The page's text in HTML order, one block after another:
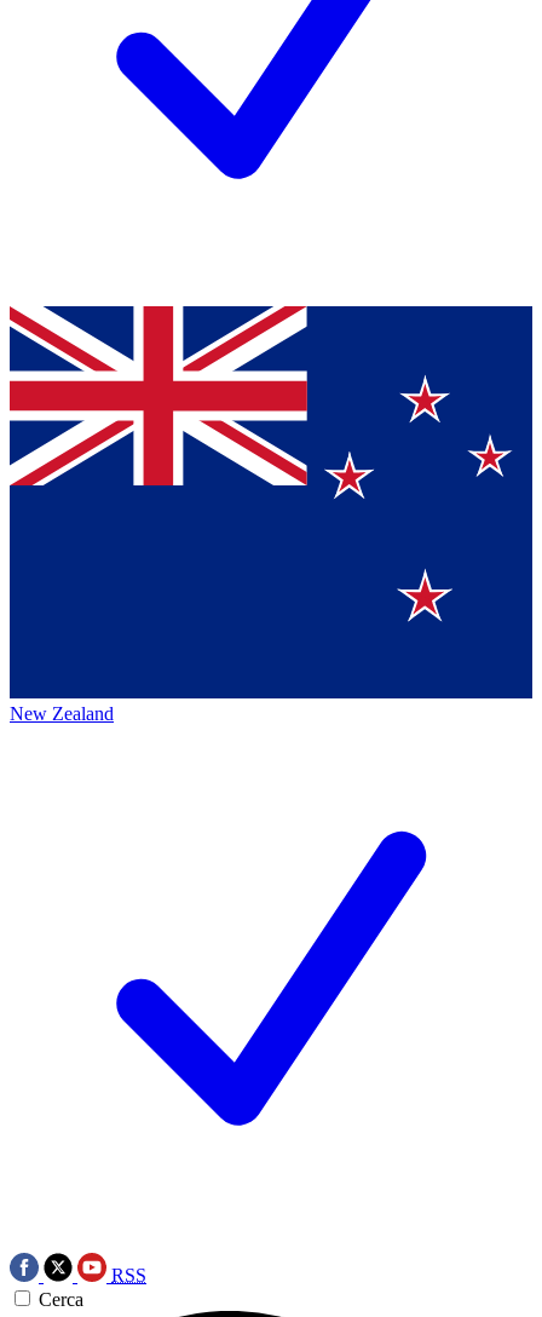
New Zealand
RSS
Cerca